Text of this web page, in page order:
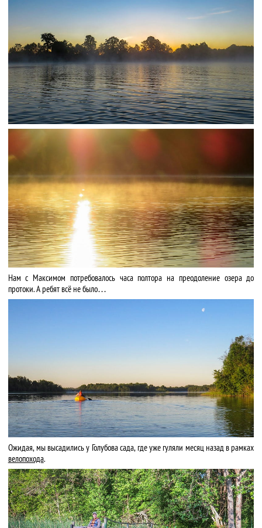
Нам с Максимом потребовалось часа полтора на преодоление озера до
протоки. А ребят всё не было…
Ожидая, мы высадились у Голубова сада, где уже гуляли месяц назад в рамках
велопохода.